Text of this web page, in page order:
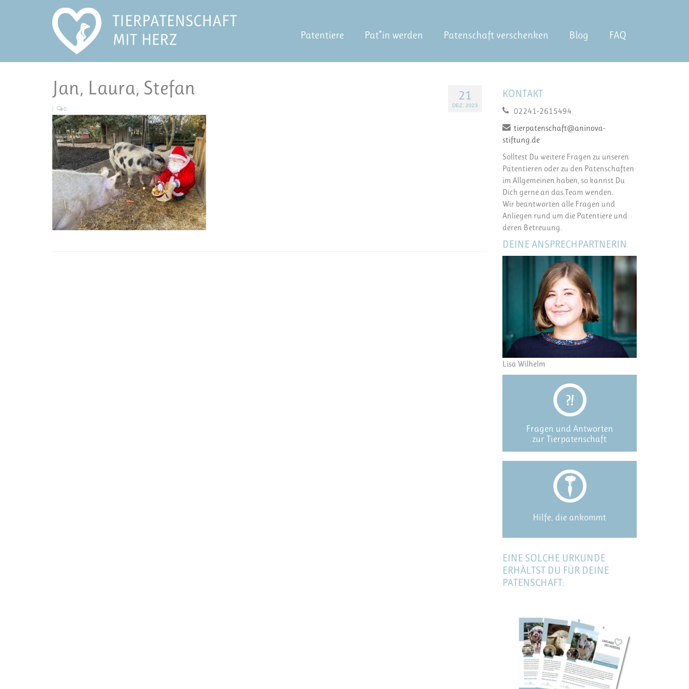
Patentiere Pat*in werden Patenschaft verschenken Blog FAQ
21
DEZ. 2023
Jan, Laura, Stefan
0
KONTAKT
02241-2615494
tierpatenschaft@aninova-
stiftung.de
Solltest Du weitere Fragen zu unseren
Patentieren oder zu den Patenschaften
im Allgemeinen haben, so kannst Du
Dich gerne an das Team wenden.
Wir beantworten alle Fragen und
Anliegen rund um die Patentiere und
deren Betreuung.
DEINE ANSPRECHPARTNERIN
Lisa Wilhelm
Fragen und Antworten
zur Tierpatenschaft
Hilfe, die ankommt
EINE SOLCHE URKUNDE
ERHÄLTST DU FÜR DEINE
PATENSCHAFT: